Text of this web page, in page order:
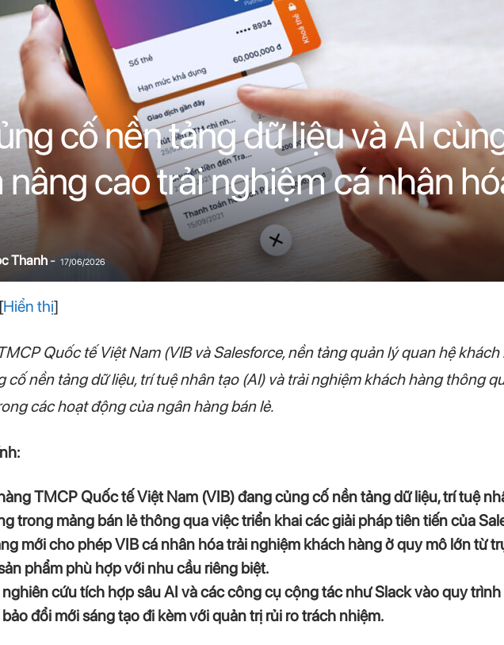
n
i
n
c
o
m
cố nền tảng dữ liệu và AI
cao trải nghiệm cá nhân
Thanh- 17/06/2026
[Hiển thị]
Quốc tế Việt Nam (VIB và Salesforce, nền tảng quản lý quan hệ
cố nền tảng dữ liệu, trí tuệ nhân tạo (AI) và trải nghiệm khách hàng thông
các hoạt động của ngân hàng bán lẻ.
TMCP Quốc tế Việt Nam (VIB) đang củng cố nền tảng dữ liệu, trí tuệ
trong mảng bán lẻ thông qua việc triển khai các giải pháp tiên tiến của
mới cho phép VIB cá nhân hóa trải nghiệm khách hàng ở quy mô lớn từ
phẩm phù hợp với nhu cầu riêng biệt.
nghiên cứu tích hợp sâu AI và các công cụ cộng tác như Slack vào quy
đổi mới sáng tạo đi kèm với quản trị rủi ro trách nhiệm.